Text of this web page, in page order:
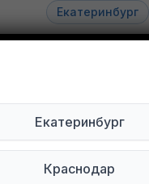
Екатеринбург
взрослых,
неактуально
Екатеринбург
Краснодар